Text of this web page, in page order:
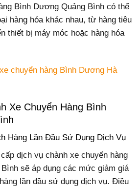
Bình Dương Quảng Bình có thể
hàng hóa khác nhau, từ hàng tiêu
thiết bị máy móc hoặc hàng hóa
chuyển hàng Bình Dương Hà
Xe Chuyển Hàng Bình
Hàng Lần Đầu Sử Dụng Dịch Vụ
dịch vụ chành xe chuyển hàng
sẽ áp dụng các mức giảm giá
lần đầu sử dụng dịch vụ. Điều